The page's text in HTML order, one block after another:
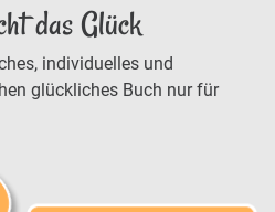
das Glück
individuelles und
glückliches Buch nur für